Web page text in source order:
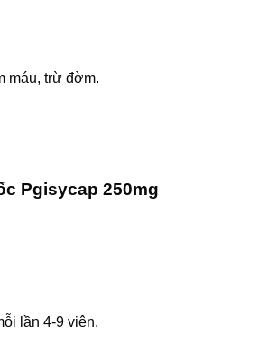
máu, trừ đờm.
Pgisycap 250mg
lần 4-9 viên.